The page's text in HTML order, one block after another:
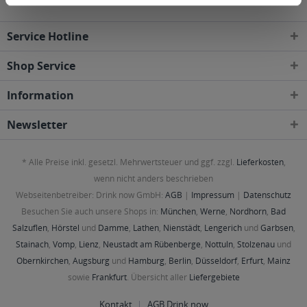
Service Hotline
Shop Service
Information
Newsletter
* Alle Preise inkl. gesetzl. Mehrwertsteuer und ggf. zzgl. Lieferkosten,
wenn nicht anders beschrieben
Webseitenbetreiber: Drink now GmbH: AGB | Impressum | Datenschutz
Besuchen Sie auch unsere Shops in: München, Werne, Nordhorn, Bad
Salzuflen, Hörstel und Damme, Lathen, Nienstädt, Lengerichund Garbsen,
Stainach, Vomp, Lienz, Neustadt am Rübenberge, Nottuln, Stolzenau und
Obernkirchen, Augsburg und Hamburg, Berlin, Düsseldorf, Erfurt, Mainz
sowie Frankfurt. Übersicht aller Liefergebiete
Kontakt AGB Drink now